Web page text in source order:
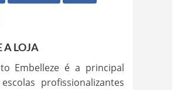
A LOJA
Embelleze é a principal
profissionalizantes